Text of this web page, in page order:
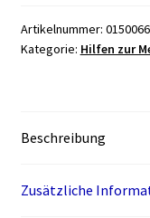
Artikelnummer:
Kategorie: Hilfen zur
Beschreibung
Zusätzliche